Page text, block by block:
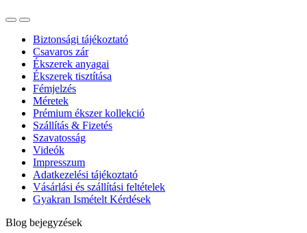
Biztonsági tájékoztató
Csavaros zár
Ékszerek anyagai
Ékszerek tisztítása
Fémjelzés
Méretek
Prémium ékszer kollekció
Szállítás & Fizetés
Szavatosság
Videók
Impresszum
Adatkezelési tájékoztató
Vásárlási és szállítási feltételek
Gyakran Ismételt Kérdések
Blog bejegyzések